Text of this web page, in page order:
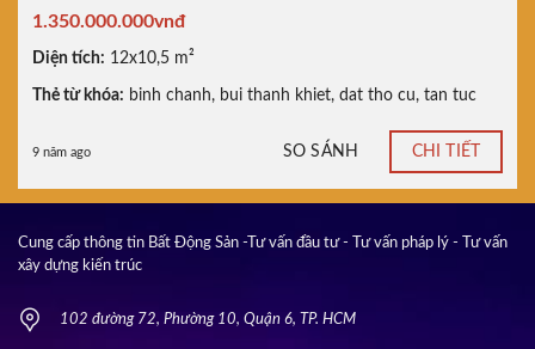
1.350.000.000vnđ
Diện tích: 12x10,5 m²
Thẻ từ khóa: binh chanh, bui thanh khiet, dat tho cu, tan tuc
9 năm ago SO SÁNH CHI TIẾT
Cung cấp thông tin Bất Động Sản -Tư vấn đầu tư - Tư vấn pháp lý - Tư vấn
xây dựng kiến trúc
102 đường 72, Phường 10, Quận 6, TP. HCM